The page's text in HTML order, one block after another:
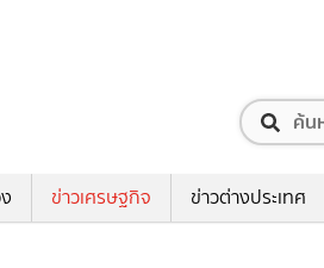
ข่าวเศรษฐกิจ ข่าวต่างประเทศ